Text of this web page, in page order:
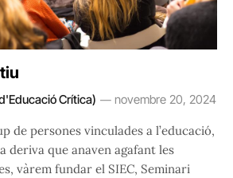
Crítica) novembre 20, 2024
de persones vinculades a l’educació,
deriva que anaven agafant les
vàrem fundar el SIEC, Seminari